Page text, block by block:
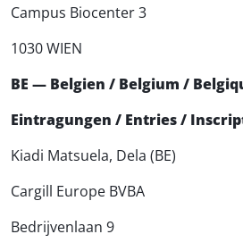
Campus Biocenter 3
1030 WIEN
BE — Belgien / Belgium /
Eintragungen / Entries /
Kiadi Matsuela, Dela (BE)
Cargill Europe BVBA
Bedrijvenlaan 9